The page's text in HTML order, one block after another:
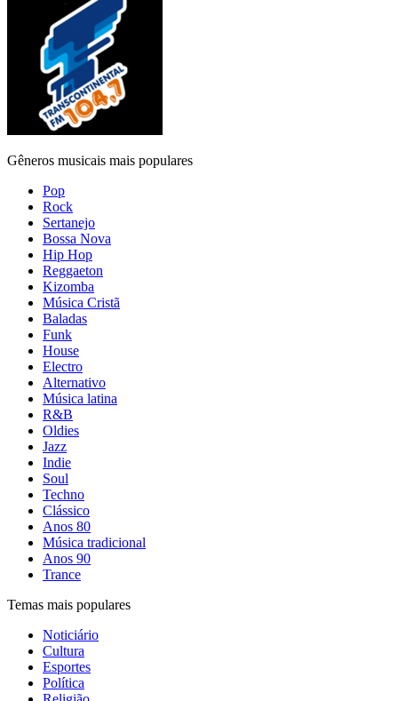
Gêneros musicais mais populares
Pop
Rock
Sertanejo
Bossa Nova
Hip Hop
Reggaeton
Kizomba
Música Cristã
Baladas
Funk
House
Electro
Alternativo
Música latina
R&B
Oldies
Jazz
Indie
Soul
Techno
Clássico
Anos 80
Música tradicional
Anos 90
Trance
Temas mais populares
Noticiário
Cultura
Esportes
Política